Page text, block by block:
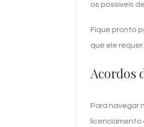
os possíveis
Fique pronto
que ele requer.
Acordos
Para navegar
licenciamento